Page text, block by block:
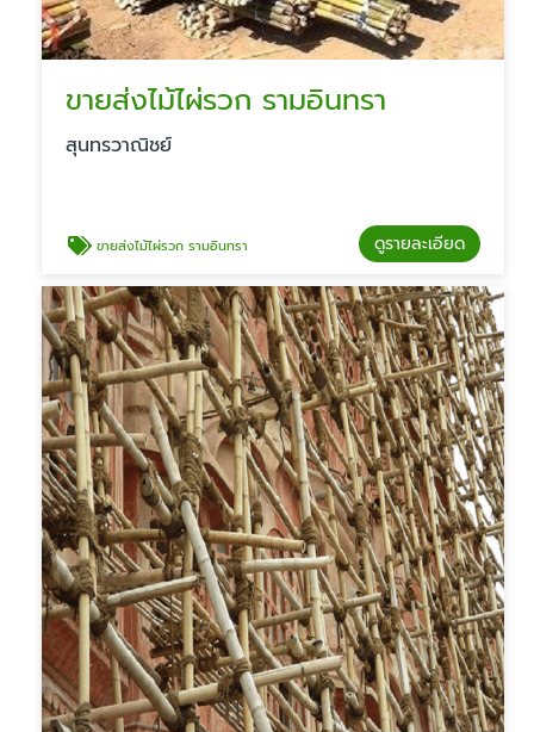
ขายส่งไม้ไผ่รวก รามอินทรา
สุนทรวาณิชย์
ขายส่งไม้ไผ่รวก รามอินทรา ดูรายละเอียด